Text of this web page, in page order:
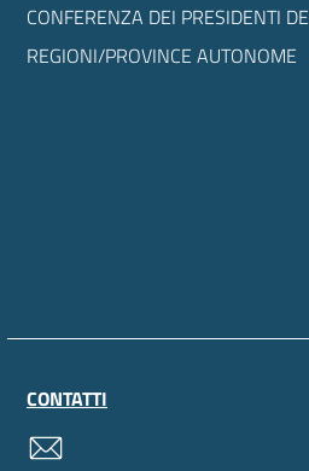
CONFERENZA DEI PRESIDENTI
REGIONI/PROVINCE AUTONOME
CONTATTI